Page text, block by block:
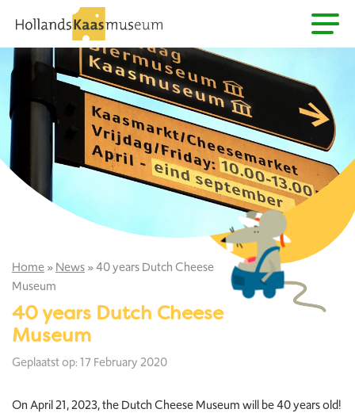
Home»News»40 years Dutch Cheese
Museum
40 years Dutch Cheese
Museum
Geplaatst op: 17 February 2020
On April 21, 2023, the Dutch Cheese Museum will be 40 years old!